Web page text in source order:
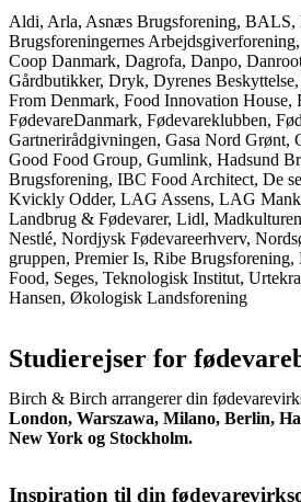
Aldi, Arla, Asnæs Brugsforening, BALS,
Brugsforeningernes
Coop Danmark, Dagrofa, Danpo,
Gårdbutikker, Dryk, Dyrenes
From Denmark, Food Innovation House,
FødevareDanmark, Fødevareklubben,
Gartnerirådgivningen, Gasa Nord Grønt,
Good Food Group, Gumlink, Hadsund
Brugsforening, IBC Food Architect, De
Kvickly Odder, LAG Assens, LAG
Landbrug & Fødevarer, Lidl,
Nestlé, Nordjysk Fødevareerhverv,
gruppen, Premier Is, Ribe
Food, Seges, Teknologisk Institut,
Hansen, Økologisk Landsforening
Studierejser for
Birch & Birch arrangerer din
London, Warszawa, Milano, Berlin,
New York og Stockholm.
Inspiration til din